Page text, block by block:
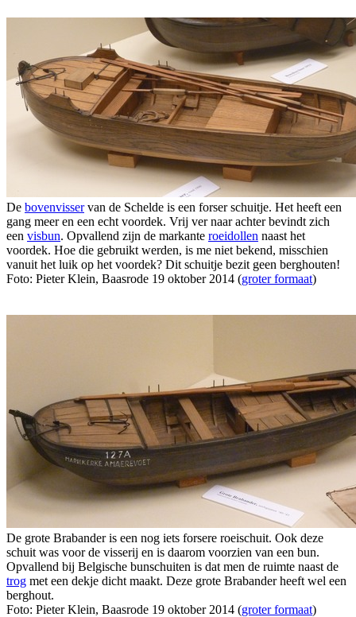
De bovenvisservan de Schelde is een forser schuitje. Het heeft een
gang meer en een echt voordek. Vrij ver naar achter bevindt zich
een visbun. Opvallend zijn de markante roeidollen naast het
voordek. Hoe die gebruikt werden, is me niet bekend, misschien
vanuit het luik op het voordek? Dit schuitje bezit geen berghouten!
Foto: Pieter Klein, Baasrode 19 oktober 2014 (groter formaat)
De grote Brabander is een nog iets forsere roeischuit. Ook deze
schuit was voor de visserij en is daarom voorzien van een bun.
Opvallend bij Belgische bunschuiten is dat men de ruimte naast de
trog met een dekje dicht maakt. Deze grote Brabander heeft wel een
berghout.
Foto: Pieter Klein, Baasrode 19 oktober 2014 (groter formaat)